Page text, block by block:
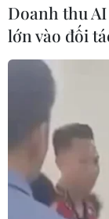
Tổng thống
tiến hướng tới
Iran
Tổng thống
điểm Mỹ nối
03/08/2026 00:50
Doanh thu
lớn vào đối